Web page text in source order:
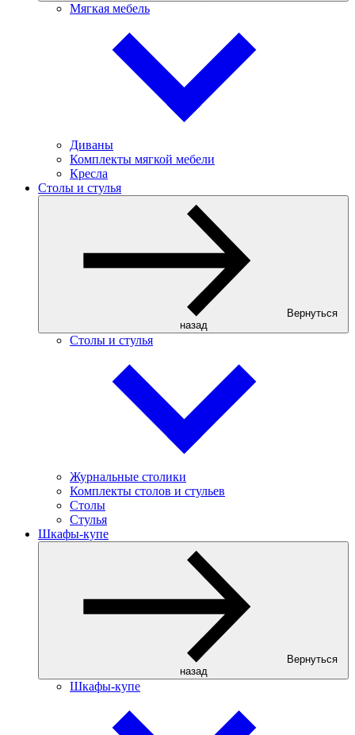
Мягкая мебель
Диваны
Комплекты мягкой мебели
Кресла
Столы и стулья
Вернуться
назад
Столы и стулья
Журнальные столики
Комплекты столов и стульев
Столы
Стулья
Шкафы-купе
Вернуться
назад
Шкафы-купе